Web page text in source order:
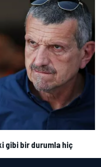
gibi bir durumla hiç